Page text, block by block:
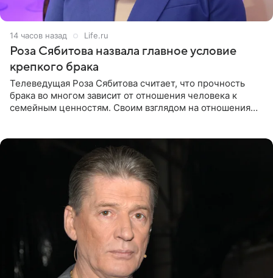
14 часов назад Life.ru
Роза Сябитова назвала главное условие
крепкого брака
Телеведущая Роза Сябитова считает, что прочность
брака во многом зависит от отношения человека к
семейным ценностям. Своим взглядом на отношения